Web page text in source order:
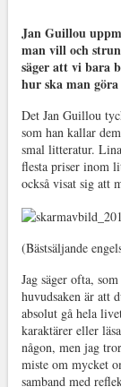
Jan Guillou
man vill och
säger att vi bara
hur ska man
Det Jan Guillou
som han kallar
smal litteratur.
flesta priser inom
också visat sig att
(Bästsäljande
Jag säger ofta,
huvudsaken är att
absolut gå hela
karaktärer eller
någon, men jag
miste om mycket
samband med